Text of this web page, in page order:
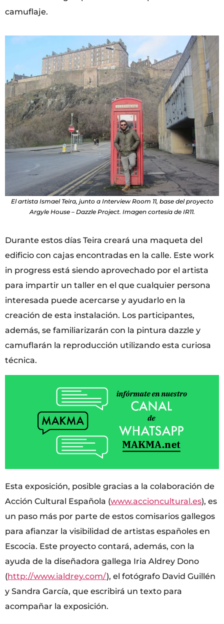
camuflaje.
El artista Ismael Teira, junto a Interview Room 11, base del proyecto
Argyle House – Dazzle Project. Imagen cortesía de IR11.
Durante estos días Teira creará una maqueta del
edificio con cajas encontradas en la calle. Este work
in progress está siendo aprovechado por el artista
para impartir un taller en el que cualquier persona
interesada puede acercarse y ayudarlo en la
creación de esta instalación. Los participantes,
además, se familiarizarán con la pintura dazzle y
camuflarán la reproducción utilizando esta curiosa
técnica.
Esta exposición, posible gracias a la colaboración de
Acción Cultural Española (www.accioncultural.es), es
un paso más por parte de estos comisarios gallegos
para afianzar la visibilidad de artistas españoles en
Escocia. Este proyecto contará, además, con la
ayuda de la diseñadora gallega Iria Aldrey Dono
(http://www.ialdrey.com/), el fotógrafo David Guillén
y Sandra García, que escribirá un texto para
acompañar la exposición.